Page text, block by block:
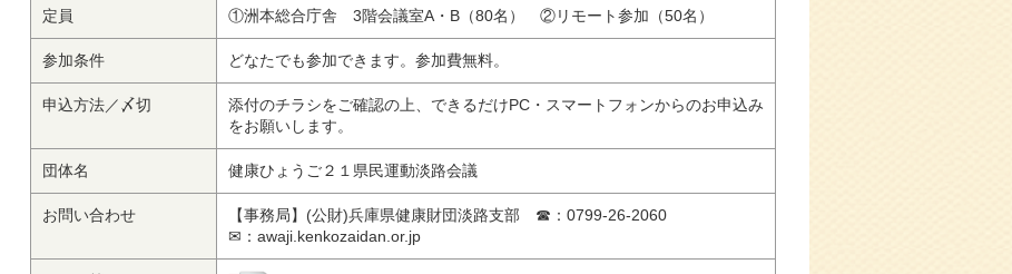
定員 ①洲本総合庁舎 3階会議室A・B（80名） ②リモート参加（50名）
参加条件 どなたでも参加できます。参加費無料。
申込方法／〆切
添付のチラシをご確認の上、できるだけPC・スマートフォンからのお申込み
をお願いします。
団体名 健康ひょうご２１県民運動淡路会議
お問い合わせ
【事務局】(公財)兵庫県健康財団淡路支部 ☎：0799-26-2060
✉：awaji.kenkozaidan.or.jp